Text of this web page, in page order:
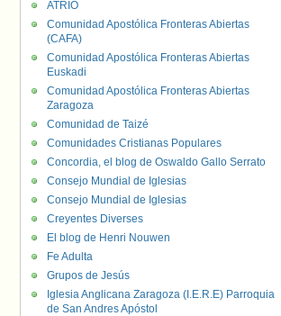
ATRIO
Comunidad Apostólica Fronteras Abiertas
(CAFA)
Comunidad Apostólica Fronteras Abiertas
Euskadi
Comunidad Apostólica Fronteras Abiertas
Zaragoza
Comunidad de Taizé
Comunidades Cristianas Populares
Concordia, el blog de Oswaldo Gallo Serrato
Consejo Mundial de Iglesias
Consejo Mundial de Iglesias
Creyentes Diverses
El blog de Henri Nouwen
Fe Adulta
Grupos de Jesús
Iglesia Anglicana Zaragoza (I.E.R.E) Parroquia
de San Andres Apóstol